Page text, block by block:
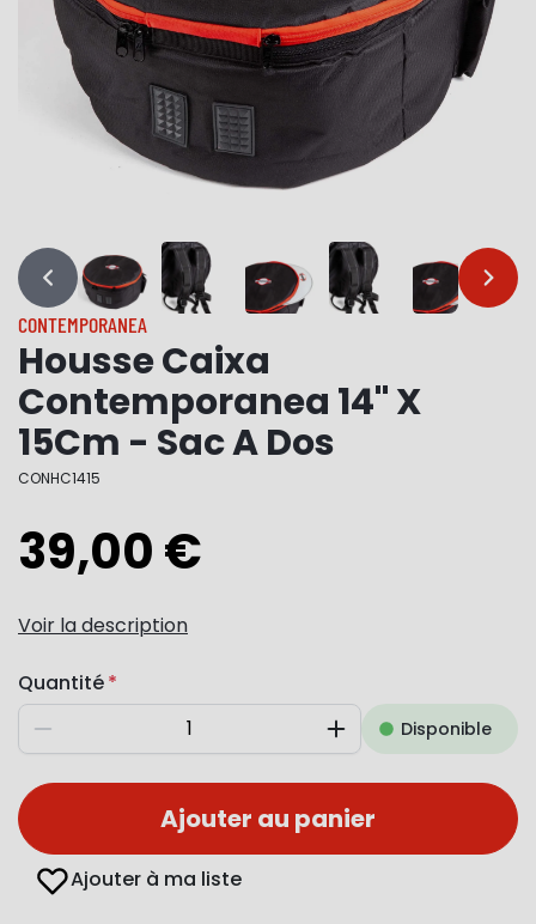
… …
CONTEMPORANEA
Housse Caixa
Contemporanea 14" X
15Cm - Sac A Dos
CONHC1415
39,00 €
Voir la description
Quantité
Diminuer AugmenterDisponible
Ajouter au panier
Ajouter à ma liste